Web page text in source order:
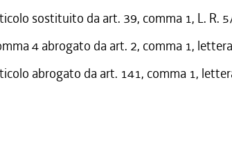
sostituito da art. 39, comma 1, L. R.
4 abrogato da art. 2, comma 1,
abrogato da art. 141, comma 1,